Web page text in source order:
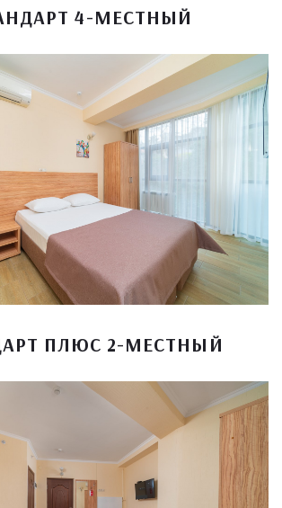
4-МЕСТНЫЙ
ПЛЮС 2-МЕСТНЫЙ